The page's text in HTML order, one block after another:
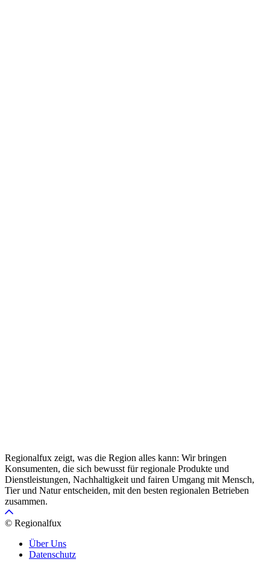
Regionalfux zeigt, was die Region alles kann: Wir bringen
Konsumenten, die sich bewusst für regionale Produkte und
Dienstleistungen, Nachhaltigkeit und fairen Umgang mit Mensch,
Tier und Natur entscheiden, mit den besten regionalen Betrieben
zusammen.
© Regionalfux
Über Uns
Datenschutz